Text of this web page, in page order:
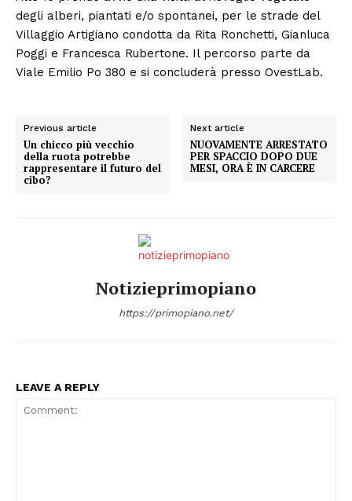
degli alberi, piantati e/o spontanei, per le strade del
Villaggio Artigiano condotta da Rita Ronchetti, Gianluca
Poggi e Francesca Rubertone. Il percorso parte da
Viale Emilio Po 380 e si concluderà presso OvestLab.
Previous article
Un chicco più vecchio
della ruota potrebbe
rappresentare il futuro del
cibo?
Next article
NUOVAMENTE ARRESTATO
PER SPACCIO DOPO DUE
MESI, ORA È IN CARCERE
Notizieprimopiano
https://primopiano.net/
LEAVE A REPLY